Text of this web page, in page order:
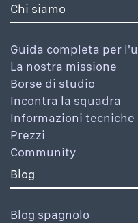
Chi siamo
Guida completa per
La nostra missione
Borse di studio
Incontra la squadra
Informazioni tecniche
Prezzi
Community
Blog
Blog spagnolo